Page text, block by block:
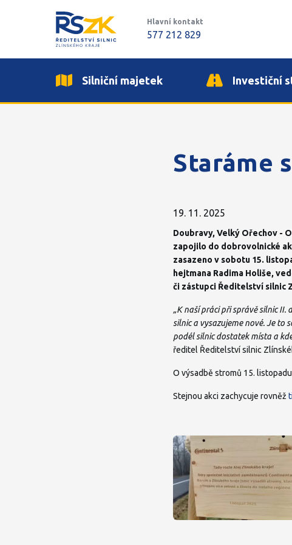
Staráme
19. 11. 2025
Doubravy, Velký Ořechov -
zapojilo do dobrovolnické
zasazeno v sobotu 15.
hejtmana Radima Holiše,
či zástupci Ředitelství silnic
„K naší práci při správě silnic
silnic a vysazujeme nové. Je to
podél silnic dostatek místa a
ředitel Ředitelství silnic
O výsadbě stromů 15.
Stejnou akci zachycuje rovněž
Hlavní kontakt
577 212 829
Silniční majetek Investiční